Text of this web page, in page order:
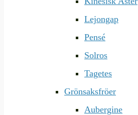
Lejongap
Pensé
Solros
Tagetes
Grönsaksfröer
Aubergine